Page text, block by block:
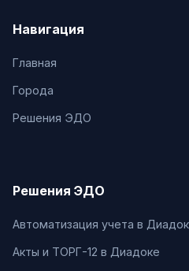
Навигация
Главная
Города
Решения ЭДО
Решения ЭДО
Автоматизация учета в
Акты и ТОРГ-12 в Диадоке